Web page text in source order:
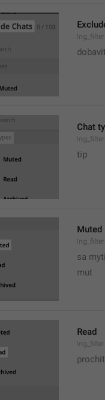
Chat
tip
Muted
sa
mut
Read